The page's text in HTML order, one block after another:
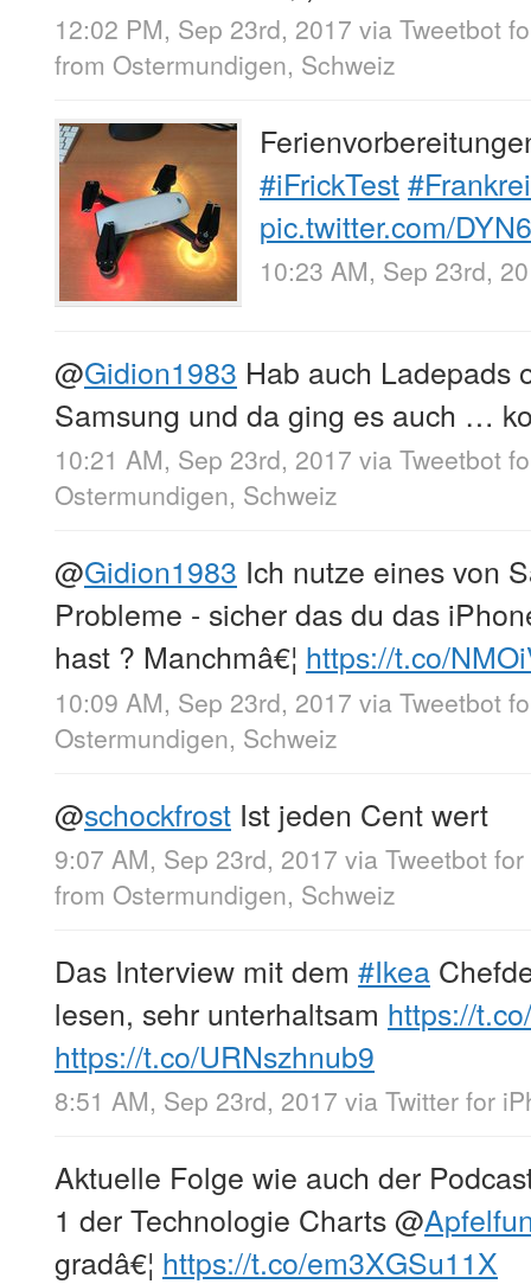
12:02 PM, Sep 23rd, 2017 via Tweetbot
from Ostermundigen, Schweiz
#iFrickTest
pic.twitter.com/
10:23 AM, Sep 23rd,
@Gidion1983 Hab auch Ladepads
Samsung und da ging es auch …
10:21 AM, Sep 23rd, 2017 via Tweetbot
Ostermundigen, Schweiz
@Gidion1983 Ich nutze eines von
Probleme - sicher das du das
hast ? Manchmâ€¦ https://t.co/
10:09 AM, Sep 23rd, 2017 via Tweetbot
Ostermundigen, Schweiz
@schockfrost Ist jeden Cent wert
9:07 AM, Sep 23rd, 2017 via Tweetbot for
from Ostermundigen, Schweiz
Das Interview mit dem #Ikea
lesen, sehr unterhaltsam https://
https://t.co/URNszhnub9
8:51 AM, Sep 23rd, 2017 via Twitter for
Aktuelle Folge wie auch der
1 der Technologie Charts@
gradâ€¦ https://t.co/em3XGSu11X